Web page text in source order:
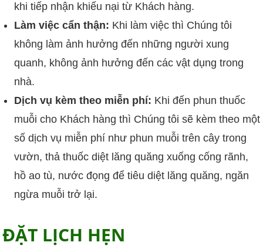
khi tiếp nhận khiếu nại từ Khách hàng.
Làm việc cẩn thận: Khi làm việc thì Chúng tôi
không làm ảnh hưởng đến những người xung
quanh, không ảnh hưởng đến các vật dụng trong
nhà.
Dịch vụ kèm theo miễn phí: Khi đến phun thuốc
muỗi cho Khách hàng thì Chúng tôi sẽ kèm theo một
số dịch vụ miễn phí như phun muỗi trên cây trong
vườn, thả thuốc diệt lăng quăng xuống cống rãnh,
hồ ao tù, nước đọng để tiêu diệt lăng quăng, ngăn
ngừa muỗi trở lại.
ĐẶT LỊCH HẸN